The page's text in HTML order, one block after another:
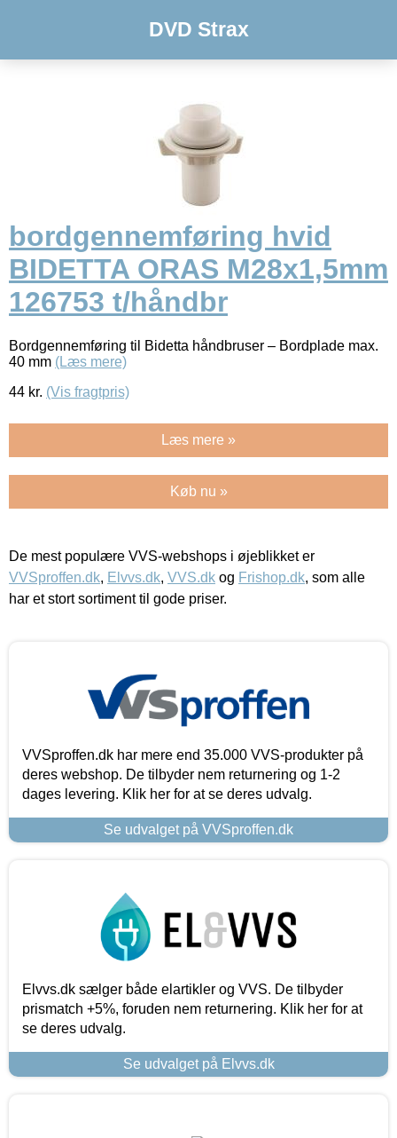
DVD Strax
bordgennemføring hvid
BIDETTA ORAS M28x1,5mm
126753 t/håndbr
Bordgennemføring til Bidetta håndbruser – Bordplade max.
40 mm (Læs mere)
44 kr. (Vis fragtpris)
Læs mere »
Køb nu »
De mest populære VVS-webshops i øjeblikket er
VVSproffen.dk, Elvvs.dk, VVS.dk og Frishop.dk, som alle
har et stort sortiment til gode priser.
VVSproffen.dk har mere end 35.000 VVS-produkter på
deres webshop. De tilbyder nem returnering og 1-2
dages levering. Klik her for at se deres udvalg.
Se udvalget på VVSproffen.dk
Elvvs.dk sælger både elartikler og VVS. De tilbyder
prismatch +5%, foruden nem returnering. Klik her for at
se deres udvalg.
Se udvalget på Elvvs.dk